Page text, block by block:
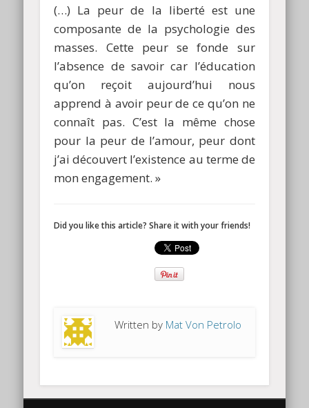
(…) La peur de la liberté est une
composante de la psychologie des
masses. Cette peur se fonde sur
l’absence de savoir car l’éducation
qu’on reçoit aujourd’hui nous
apprend à avoir peur de ce qu’on ne
connaît pas. C’est la même chose
pour la peur de l’amour, peur dont
j’ai découvert l’existence au terme de
mon engagement. »
Did you like this article? Share it with your friends!
Written by Mat Von Petrolo